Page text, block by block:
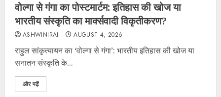
वोल्गा से गंगा का पोस्टमार्टम: इतिहास की खोज या
भारतीय संस्कृति का मार्क्सवादी विकृतीकरण?
ASHWINIRAI AUGUST 4, 2026
राहुल सांकृत्यायन का ‘वोल्गा से गंगा’: भारतीय इतिहास की खोज या
सनातन संस्कृति के...
और पढ़ें